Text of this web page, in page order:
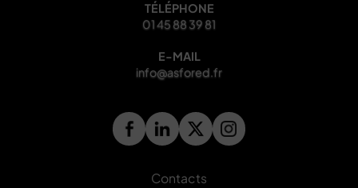
TÉLÉPHONE
01 45 88 39 81
E-MAIL
info@asfored.fr
Contacts